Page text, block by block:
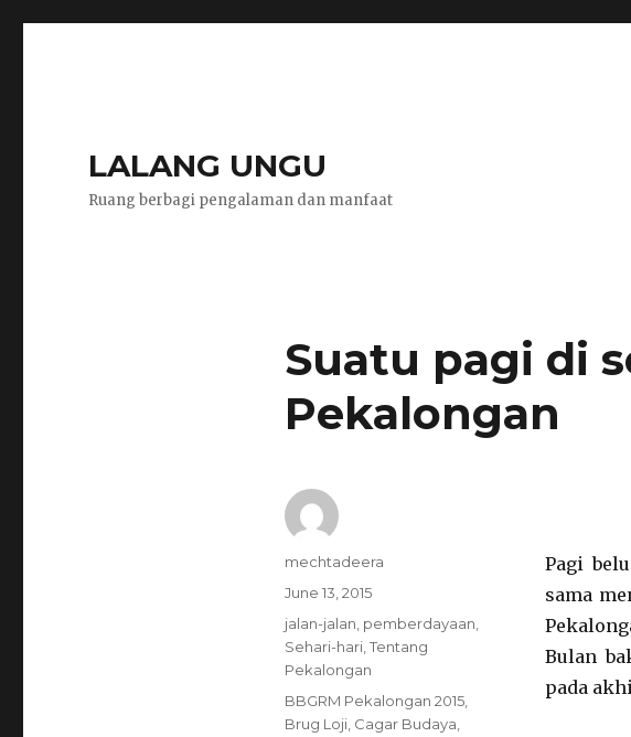
LALANG UNGU
Ruang berbagi pengalaman dan manfaat
Suatu pagi di
Pekalongan
Pagi
sama
Bulan
pada
Author
mechtadeera
Posted
on
June 13, 2015
Categories
jalan-jalan pemberdayaan
Sehari-hari, Tentang
Pekalongan
Tags
BBGRM Pekalongan 2015,
Brug Loji, Cagar Budaya